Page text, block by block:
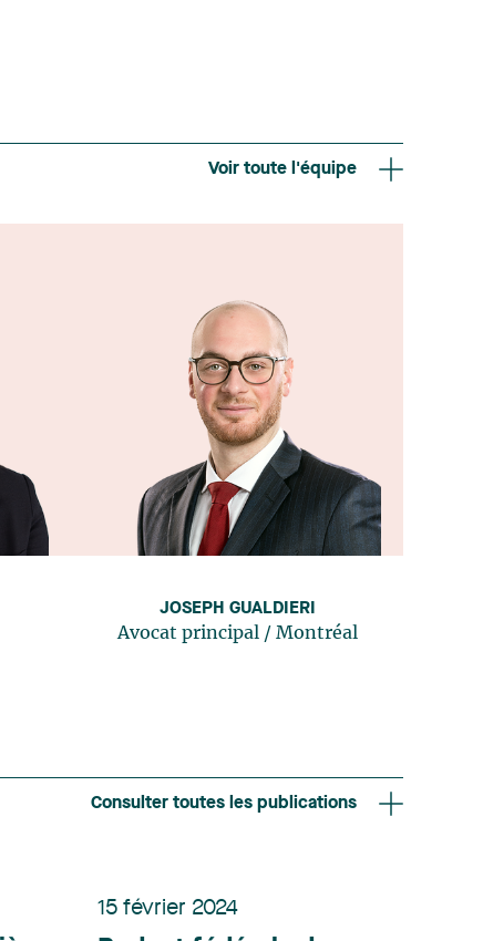
Voir toute l'équipe
JOSEPH GUALDIERI
Avocat principal
/ Montréal
Consulter toutes les publications
15 février 2024